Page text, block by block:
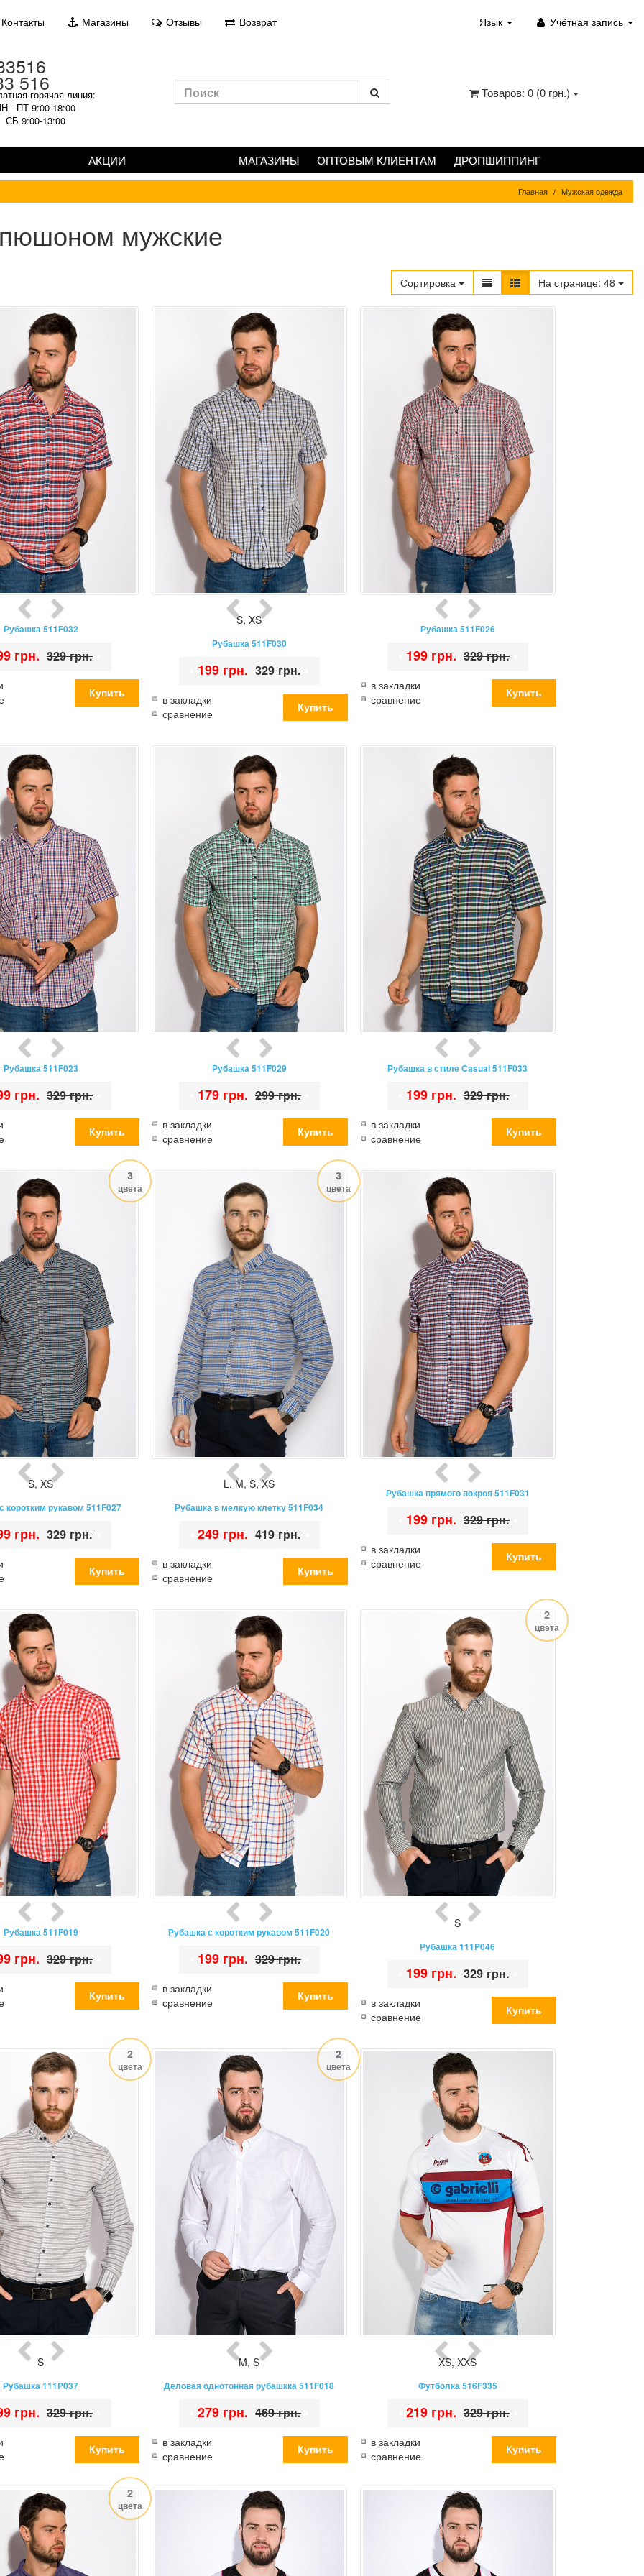
Контакты Магазины Отзывы Возврат Язык Учётная запись
516
горячая линия:
- ПТ 9:00-18:00
СБ 9:00-13:00
Товаров: 0 (0 грн.)
АКЦИИ МАГАЗИНЫ ОПТОВЫМ КЛИЕНТАМ ДРОПШИППИНГ
Главная Мужская одежда
мужские
Сортировка На странице: 48
Рубашка 511F032
грн. 329 грн.
S,XS
Рубашка 511F030
199 грн. 329 грн.
в закладки
сравнение
Рубашка 511F026
199 грн. 329 грн.
в закладки
сравнение
Рубашка 511F023
грн. 329 грн.
Рубашка 511F029
179 грн. 299 грн.
в закладки
сравнение
Рубашка в стиле Casual 511F033
199 грн. 329 грн.
в закладки
сравнение
3
цвета
S,XS
коротким рукавом 511F027
грн. 329 грн.
3
цвета
L,M,S,XS
Рубашка в мелкую клетку 511F034
249 грн. 419 грн.
в закладки
сравнение
Рубашка прямого покроя 511F031
199 грн. 329 грн.
в закладки
сравнение
Рубашка 511F019
грн. 329 грн.
Рубашка с коротким рукавом 511F020
199 грн. 329 грн.
в закладки
сравнение
2
цвета
S
Рубашка 111P046
199 грн. 329 грн.
в закладки
сравнение
2
цвета
S
Рубашка 111P037
грн. 329 грн.
2
цвета
M,S
Деловая однотонная рубашкка 511F018
279 грн. 469 грн.
в закладки
сравнение
XS,XXS
Футболка 516F335
219 грн. 329 грн.
в закладки
сравнение
2
цвета